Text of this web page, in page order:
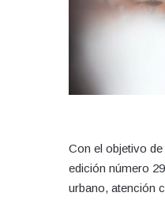
Con el objetivo
edición número
urbano, atención